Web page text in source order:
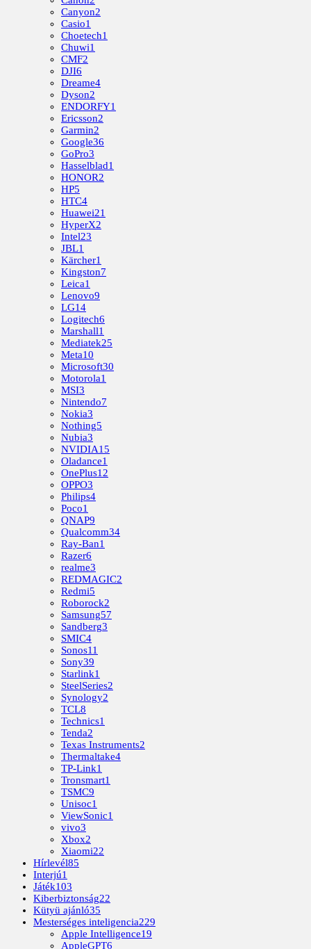
Canyon2
Casio1
Choetech1
Chuwi1
CMF2
DJI6
Dreame4
Dyson2
ENDORFY1
Ericsson2
Garmin2
Google36
GoPro3
Hasselblad1
HONOR2
HP5
HTC4
Huawei21
HyperX2
Intel23
JBL1
Kärcher1
Kingston7
Leica1
Lenovo9
LG14
Logitech6
Marshall1
Mediatek25
Meta10
Microsoft30
Motorola1
MSI3
Nintendo7
Nokia3
Nothing5
Nubia3
NVIDIA15
Oladance1
OnePlus12
OPPO3
Philips4
Poco1
QNAP9
Qualcomm34
Ray-Ban1
Razer6
realme3
REDMAGIC2
Redmi5
Roborock2
Samsung57
Sandberg3
SMIC4
Sonos11
Sony39
Starlink1
SteelSeries2
Synology2
TCL8
Technics1
Tenda2
Texas Instruments2
Thermaltake4
TP-Link1
Tronsmart1
TSMC9
Unisoc1
ViewSonic1
vivo3
Xbox2
Xiaomi22
Hírlevél85
Interjú1
Játék103
Kiberbiztonság22
Kütyü ajánló35
Mesterséges inteligencia229
Apple Intelligence19
AppleGPT6